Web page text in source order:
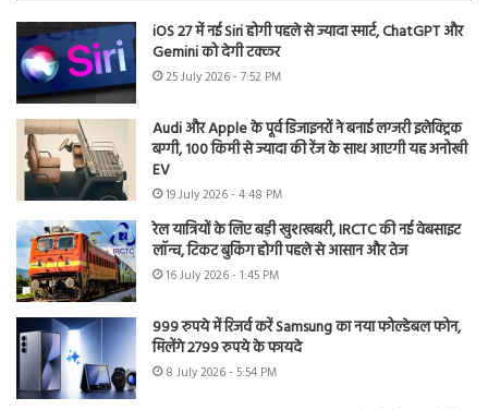
iOS 27 में नई Siri होगी पहले से ज्यादा स्मार्ट, ChatGPT और
Gemini को देगी टक्कर
25 July 2026 - 7:52 PM
Audi और Apple के पूर्व डिजाइनरों ने बनाई लग्जरी इलेक्ट्रिक
बग्गी, 100 किमी से ज्यादा की रेंज के साथ आएगी यह अनोखी
EV
19 July 2026 - 4:48 PM
रेल यात्रियों के लिए बड़ी खुशखबरी, IRCTC की नई वेबसाइट
लॉन्च, टिकट बुकिंग होगी पहले से आसान और तेज
16 July 2026 - 1:45 PM
999 रुपये में रिजर्व करें Samsung का नया फोल्डेबल फोन,
मिलेंगे 2799 रुपये के फायदे
8 July 2026 - 5:54 PM